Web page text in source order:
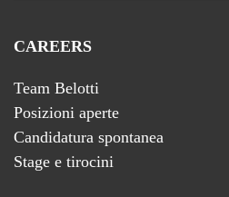
CAREERS
Team Belotti
Posizioni aperte
Candidatura spontanea
Stage e tirocini